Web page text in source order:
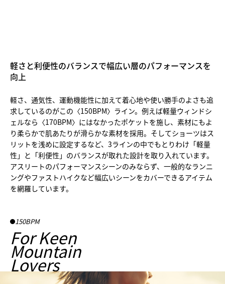
軽さと利便性のバランスで幅広い層のパフォーマンスを
向上
軽さ、通気性、運動機能性に加えて着心地や使い勝手のよさも追
求しているのがこの〈150BPM〉ライン。例えば軽量ウィンドシ
ェルなら〈170BPM〉にはなかったポケットを施し、素材にもよ
り柔らかで肌あたりが滑らかな素材を採用。そしてショーツはス
リットを浅めに設定するなど、3ラインの中でもとりわけ「軽量
性」と「利便性」のバランスが取れた設計を取り入れています。
アスリートのパフォーマンスシーンのみならず、一般的なランニ
ングやファストハイクなど幅広いシーンをカバーできるアイテム
を網羅しています。
150BPM
For Keen
Mountain
Lovers